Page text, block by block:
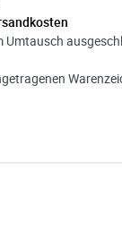
Detaillierte
Umtausch